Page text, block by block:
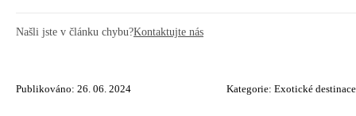
Našli jste v článku chybu?Kontaktujte nás
Publikováno: 26. 06. 2024 Kategorie: Exotické destinace